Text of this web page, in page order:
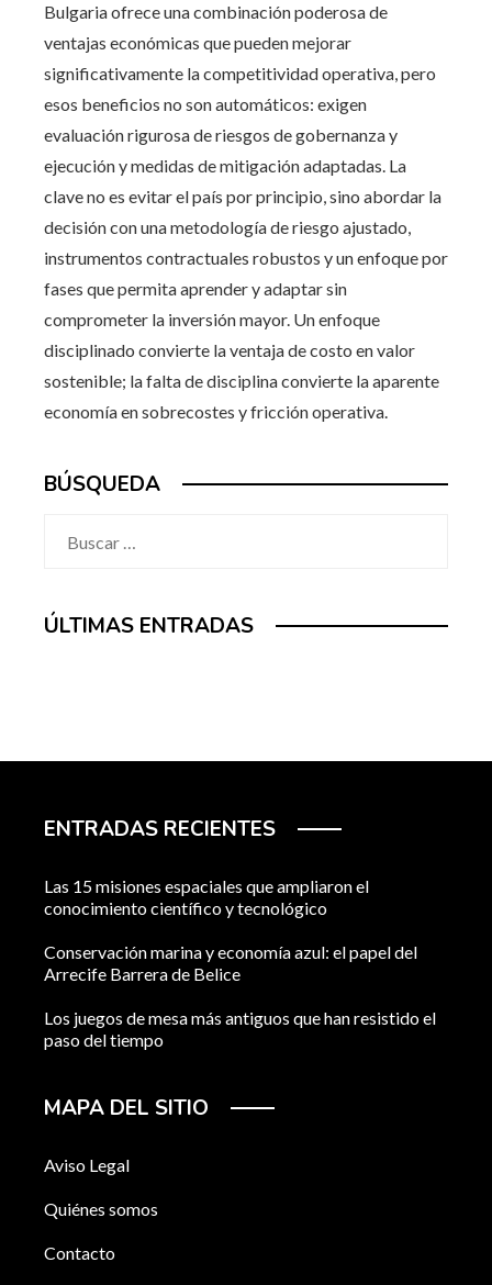
Bulgaria ofrece una combinación poderosa de
ventajas económicas que pueden mejorar
significativamente la competitividad operativa, pero
esos beneficios no son automáticos: exigen
evaluación rigurosa de riesgos de gobernanza y
ejecución y medidas de mitigación adaptadas. La
clave no es evitar el país por principio, sino abordar la
decisión con una metodología de riesgo ajustado,
instrumentos contractuales robustos y un enfoque por
fases que permita aprender y adaptar sin
comprometer la inversión mayor. Un enfoque
disciplinado convierte la ventaja de costo en valor
sostenible; la falta de disciplina convierte la aparente
economía en sobrecostes y fricción operativa.
BÚSQUEDA
ÚLTIMAS ENTRADAS
ENTRADAS RECIENTES
Las 15 misiones espaciales que ampliaron el
conocimiento científico y tecnológico
Conservación marina y economía azul: el papel del
Arrecife Barrera de Belice
Los juegos de mesa más antiguos que han resistido el
paso del tiempo
MAPA DEL SITIO
Aviso Legal
Quiénes somos
Contacto